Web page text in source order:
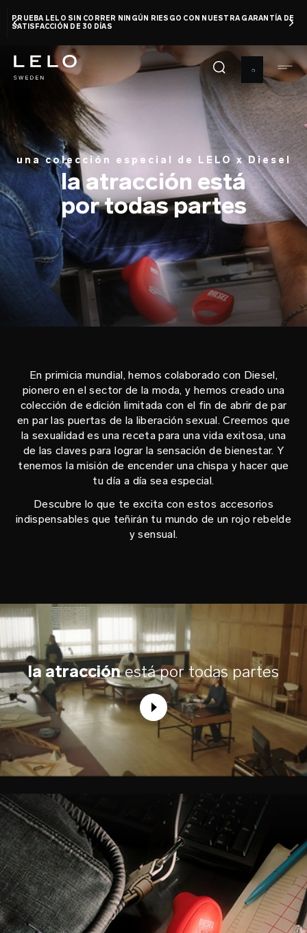
principal
PRUEBA LELO SIN CORRER NINGÚN RIESGO CON NUESTRA GARANTÍA DE
SATISFACCIÓN DE 30 DÍAS
una colección especial de LELO x Diesel
la atracción está
por todas partes
En primicia mundial, hemos colaborado con Diesel,
pionero en el sector de la moda, y hemos creado una
colección de edición limitada con el fin de abrir de par
en par las puertas de la liberación sexual. Creemos que
la sexualidad es una receta para una vida exitosa, una
de las claves para lograr la sensación de bienestar. Y
tenemos la misión de encender una chispa y hacer que
tu día a día sea especial.
Descubre lo que te excita con estos accesorios
indispensables que teñirán tu mundo de un rojo rebelde
y sensual.
la atracciónestá por todas partes